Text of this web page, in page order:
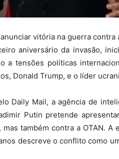
vitória na guerra contra
aniversário da invasão,
a tensões políticas
Donald Trump, e o líder
Daily Mail, a agência de
Putin pretende
também contra a OTAN. A
descreve o conflito como